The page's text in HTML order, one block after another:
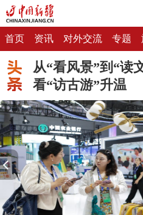
首页 资讯 对外交流 专题
从“看风景”到“
看“访古游”升温